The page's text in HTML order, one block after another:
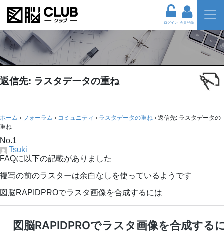
ログイン 会員登録
返信先: ラスタデータの重ね
ホーム › フォーラム › コミュニティ › ラスタデータの重ね › 返信先: ラスタデータの
重ね
No.1
Tsuki
FAQに以下の記載がありました
複写の前のラスターは余白なしを使っているようです
図脳RAPIDPROでラスタ画像を合成するには